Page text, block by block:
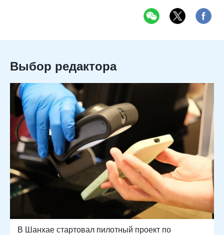
Выбор редактора
В Шанхае стартовал пилотный проект по